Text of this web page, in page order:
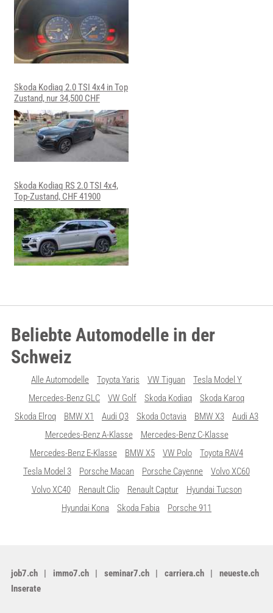
Skoda Kodiaq 2.0 TSI 4x4 in Top
Zustand, nur 34,500 CHF
Skoda Kodiaq RS 2.0 TSI 4x4,
Top-Zustand, CHF 41900
Beliebte Automodelle in der
Schweiz
Alle Automodelle Toyota Yaris VW Tiguan
Tesla Model Y
Mercedes-Benz GLC
VW Golf Skoda Kodiaq
Skoda Karoq
Skoda Elroq
BMW X1 Audi Q3 Skoda Octavia BMW X3
Audi A3
Mercedes-Benz A-Klasse
Mercedes-Benz C-Klasse
Mercedes-Benz E-Klasse
BMW X5 VW Polo
Toyota RAV4
Tesla Model 3
Porsche Macan Porsche Cayenne
Volvo XC60
Volvo XC40
Renault Clio Renault Captur
Hyundai Tucson
Hyundai Kona
Skoda Fabia Porsche 911
job7.ch immo7.ch seminar7.ch carriera.ch
neueste.ch
Inserate